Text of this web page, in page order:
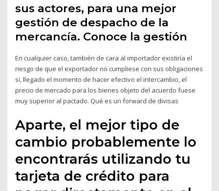
sus actores, para una mejor
gestión de despacho de la
mercancía. Conoce la gestión
En cualquier caso, también de cara al importador existiría el
riesgo de que el exportador no cumpliese con sus obligaciones
si, llegado el momento de hacer efectivo el intercambio, el
precio de mercado para los bienes objeto del acuerdo fuese
muy superior al pactado. Qué es un forward de divisas
Aparte, el mejor tipo de
cambio probablemente lo
encontrarás utilizando tu
tarjeta de crédito para